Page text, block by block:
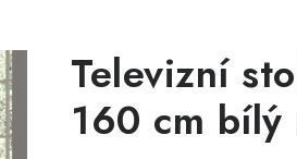
Televizní
160 cm bílý